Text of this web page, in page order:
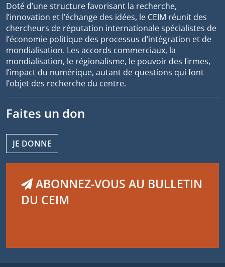
Doté d’une structure favorisant la recherche,
l’innovation et l’échange des idées, le CEIM réunit des
chercheurs de réputation internationale spécialistes de
l’économie politique des processus d’intégration et de
mondialisation. Les accords commerciaux, la
mondialisation, le régionalisme, le pouvoir des firmes,
l’impact du numérique, autant de questions qui font
l’objet des recherche du centre.
Faites un don
JE DONNE
ABONNEZ-VOUS AU BULLETIN
DU CEIM